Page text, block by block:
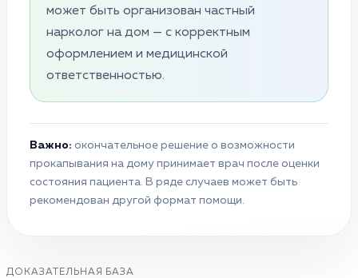
может быть организован частный
нарколог на дом — с корректным
оформлением и медицинской
ответственностью.
Важно: окончательное решение о возможности
прокапывания на дому принимает врач после оценки
состояния пациента. В ряде случаев может быть
рекомендован другой формат помощи.
ДОКАЗАТЕЛЬНАЯ БАЗА